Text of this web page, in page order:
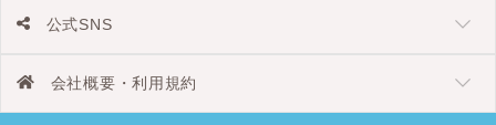
公式SNS
会社概要・利用規約